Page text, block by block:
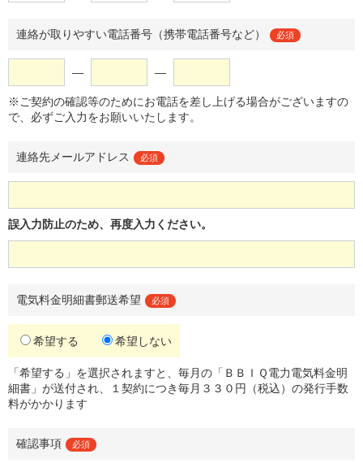
連絡が取りやすい電話番号（携帯電話番号など） 必須
― ―
※ご契約の確認等のためにお電話を差し上げる場合がございますの
で、必ずご入力をお願いいたします。
連絡先メールアドレス 必須
誤入力防止のため、再度入力ください。
電気料金明細書郵送希望 必須
希望する 希望しない
「希望する」を選択されますと、毎月の「ＢＢＩＱ電力電気料金明
細書」が送付され、１契約につき毎月３３０円（税込）の発行手数
料がかかります
確認事項 必須